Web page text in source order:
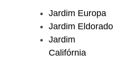
Jardim Europa
Jardim Eldorado
Jardim
Califórnia